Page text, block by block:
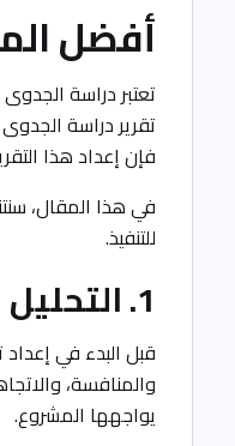
أفضل
تعتبر دراسة
تقرير دراسة
فإن إعداد هذا
في هذا المقال،
للتنفيذ.
1. التحليل الدقيق للسوق
قبل البدء في
والمنافسة،
يواجهها المشروع.